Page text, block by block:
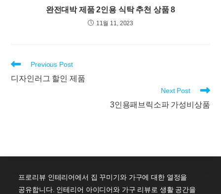
완전대박 제품 2인용 식탁 추천 상품 8
11월 11, 2023
Read
articles
Previous Post
디자인러그 할인 제품
Next Post
3인용패브릭소파 가성비상품
프로리뷰 인테리어에서 집 꾸미기와 가구에 대한 열정을
공유합니다. 인테리어 아이디어와 가구 리뷰로 생활 공간을